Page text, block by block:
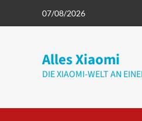
07/08/2026
Alles Xiaomi
DIE XIAOMI-WELT AN